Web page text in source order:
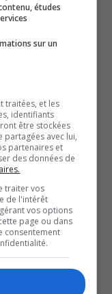
vous annoncer
The Planet
en lumière!
la billetterie
études
sur un
traitées, et les
identifiants
être stockées
partagées avec lui,
partenaires et
des données de
traiter vos
de l'intérêt
vos options
page ou dans
consentement